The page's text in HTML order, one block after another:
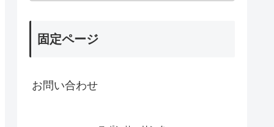
固定ページ
お問い合わせ